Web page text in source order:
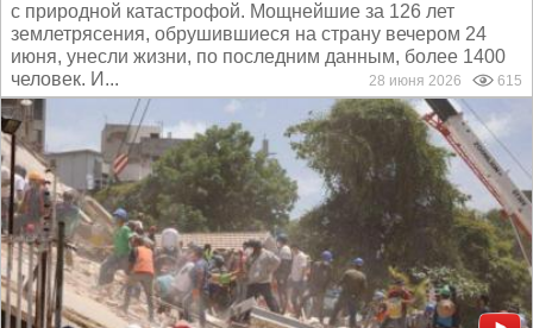
с природной катастрофой. Мощнейшие за 126 лет
землетрясения, обрушившиеся на страну вечером 24
июня, унесли жизни, по последним данным, более 1400
человек. И...
28 июня 2026 615